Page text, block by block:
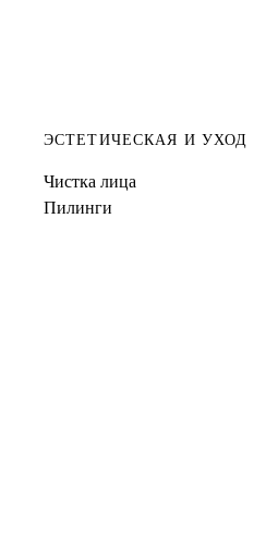
ЭСТЕТИЧЕСКАЯ И УХОД
Чистка лица
Пилинги